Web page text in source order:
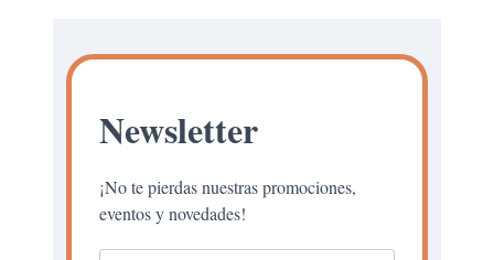
Newsletter
¡No te pierdas nuestras promociones,
eventos y novedades!